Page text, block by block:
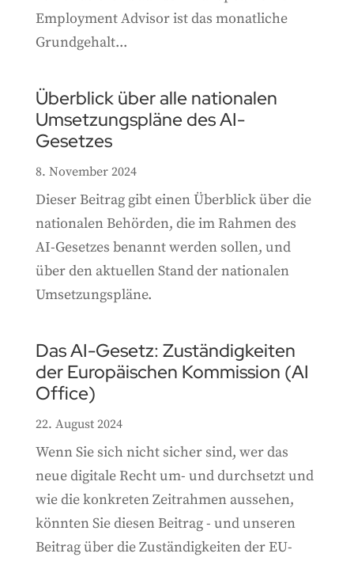
Employment Advisor ist das monatliche
Grundgehalt...
Überblick über alle nationalen
Umsetzungspläne des AI-
Gesetzes
8. November 2024
Dieser Beitrag gibt einen Überblick über die
nationalen Behörden, die im Rahmen des
AI-Gesetzes benannt werden sollen, und
über den aktuellen Stand der nationalen
Umsetzungspläne.
Das AI-Gesetz: Zuständigkeiten
der Europäischen Kommission (AI
Office)
22. August 2024
Wenn Sie sich nicht sicher sind, wer das
neue digitale Recht um- und durchsetzt und
wie die konkreten Zeitrahmen aussehen,
könnten Sie diesen Beitrag - und unseren
Beitrag über die Zuständigkeiten der EU-